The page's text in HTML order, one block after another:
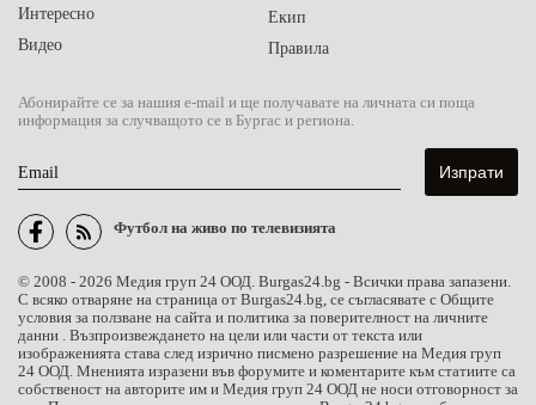
Интересно
Видео
Екип
Правила
Абонирайте се за нашия e-mail и ще получавате на личната си поща
информация за случващото се в Бургас и региона.
Email
Футбол на живо по телевизията
© 2008 - 2026 Медия груп 24 ООД. Burgas24.bg - Всички права запазени.
С всяко отваряне на страница от Burgas24.bg, се съгласявате с Общите
условия за ползване на сайта и политика за поверителност на личните
данни . Възпроизвеждането на цели или части от текста или
изображенията става след изрично писмено разрешение на Медия груп
24 ООД. Мненията изразени във форумите и коментарите към статиите са
собственост на авторите им и Медия груп 24 ООД не носи отговорност за